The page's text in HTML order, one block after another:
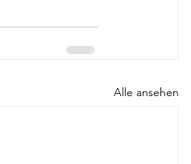
Alle ansehen